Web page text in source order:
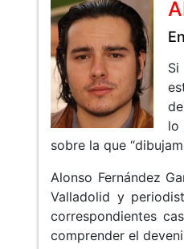
lo
sobre la que
Alonso Fernández
Valladolid y
correspondientes
comprender el